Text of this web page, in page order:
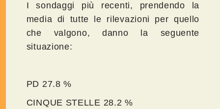
I sondaggi più recenti, prendendo la
media di tutte le rilevazioni per quello
che valgono, danno la seguente
situazione:
PD 27.8 %
CINQUE STELLE 28.2 %